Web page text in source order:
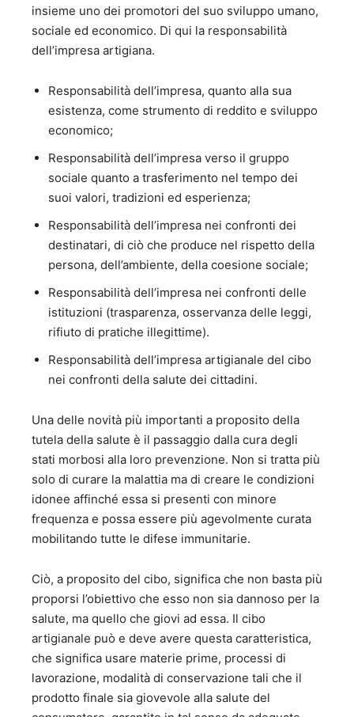
“Nascita di Venere” (Liguori editore 1995). Cambia vita e
professione, diventa artigiano dell’olio e nel 1999 acquista
un vecchio frantoio a Vetralla. Come mastro oleario si
impegna nell’attività associativa assumendo l’incarico
Italiana Frantoiani Oleari (AIFO). Con sua moglie Fabrizia
ha pubblicato “Pane e olio. guida ai frantoi artigiani” e
insieme uno dei promotori del suo sviluppo umano,
sociale ed economico. Di qui la responsabilità
dell’impresa artigiana.
Responsabilità dell’impresa, quanto alla sua
esistenza, come strumento di reddito e sviluppo
economico;
Responsabilità dell’impresa verso il gruppo
sociale quanto a trasferimento nel tempo dei
suoi valori, tradizioni ed esperienza;
Responsabilità dell’impresa nei confronti dei
destinatari, di ciò che produce nel rispetto della
persona, dell’ambiente, della coesione sociale;
Responsabilità dell’impresa nei confronti delle
istituzioni (trasparenza, osservanza delle leggi,
rifiuto di pratiche illegittime).
Responsabilità dell’impresa artigianale del cibo
nei confronti della salute dei cittadini.
Una delle novità più importanti a proposito della
tutela della salute è il passaggio dalla cura degli
stati morbosi alla loro prevenzione. Non si tratta più
solo di curare la malattia ma di creare le condizioni
idonee affinché essa si presenti con minore
frequenza e possa essere più agevolmente curata
mobilitando tutte le difese immunitarie.
Ciò, a proposito del cibo, significa che non basta più
proporsi l’obiettivo che esso non sia dannoso per la
salute, ma quello che giovi ad essa. Il cibo
artigianale può e deve avere questa caratteristica,
che significa usare materie prime, processi di
lavorazione, modalità di conservazione tali che il
prodotto finale sia giovevole alla salute del